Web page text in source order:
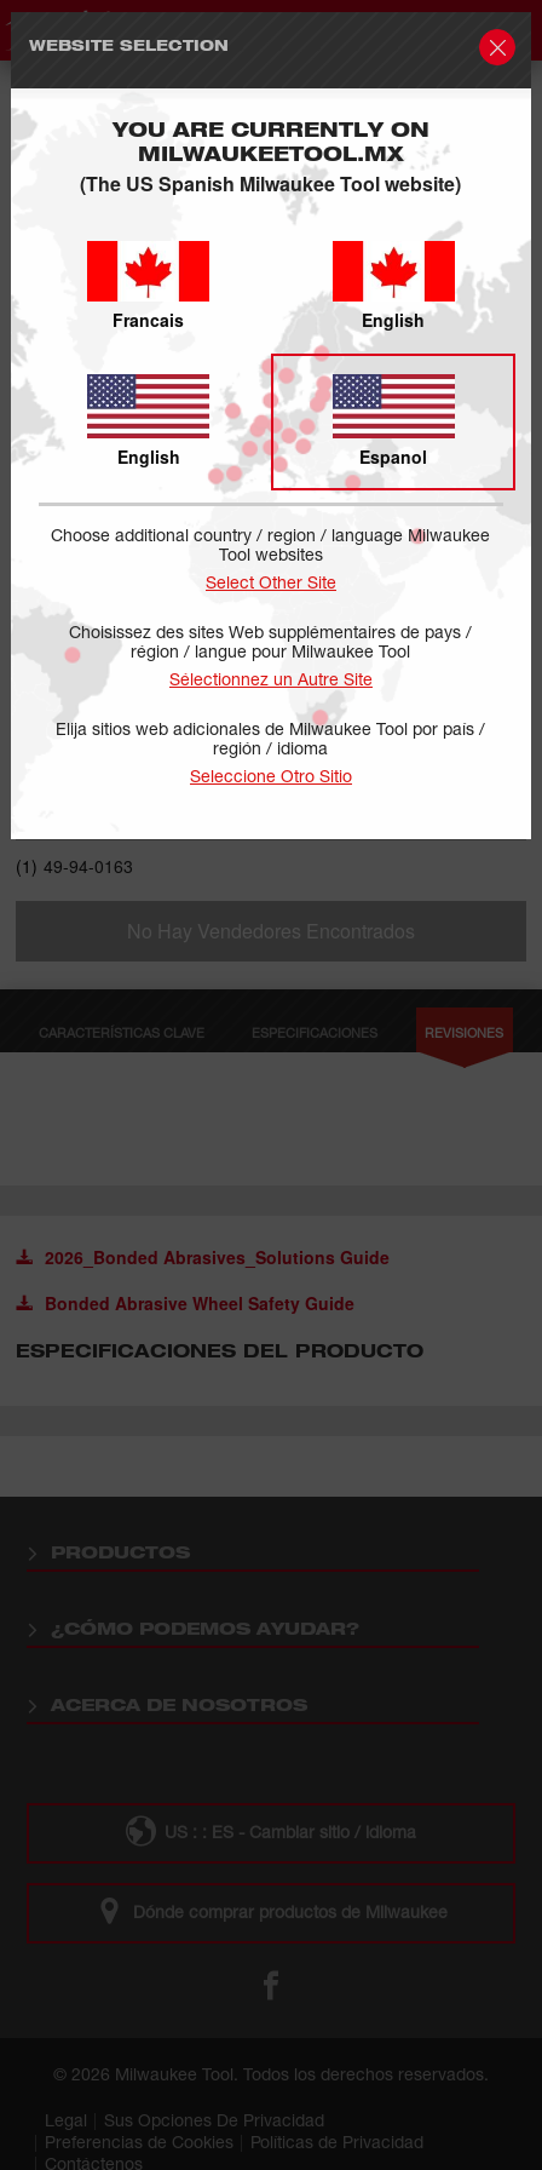
WEBSITE SELECTION
YOU ARE CURRENTLY ON
MILWAUKEETOOL.MX
(The US Spanish Milwaukee Tool website)
Francais English
English Espanol
Choose additional country / region / language Milwaukee
Tool websites
Select Other Site
Choisissez des sites Web supplémentaires de pays /
région / langue pour Milwaukee Tool
Sélectionnez un Autre Site
Elija sitios web adicionales de Milwaukee Tool por país /
región / idioma
Seleccione Otro Sitio
(1) 49-94-0163
No Hay Vendedores Encontrados
CARACTERÍSTICAS CLAVE ESPECIFICACIONES REVISIONES
2026_Bonded Abrasives_Solutions Guide
Bonded Abrasive Wheel Safety Guide
ESPECIFICACIONES DEL PRODUCTO
PRODUCTOS
¿CÓMO PODEMOS AYUDAR?
ACERCA DE NOSOTROS
US : : ES - Cambiar sitio / idioma
Dónde comprar productos de Milwaukee
© 2026 Milwaukee Tool. Todos los derechos reservados.
Legal
Sus Opciones De Privacidad
Preferencias de Cookies
Políticas de Privacidad
Contáctenos